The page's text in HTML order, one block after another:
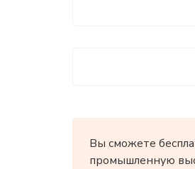
Вы сможете
промышленную